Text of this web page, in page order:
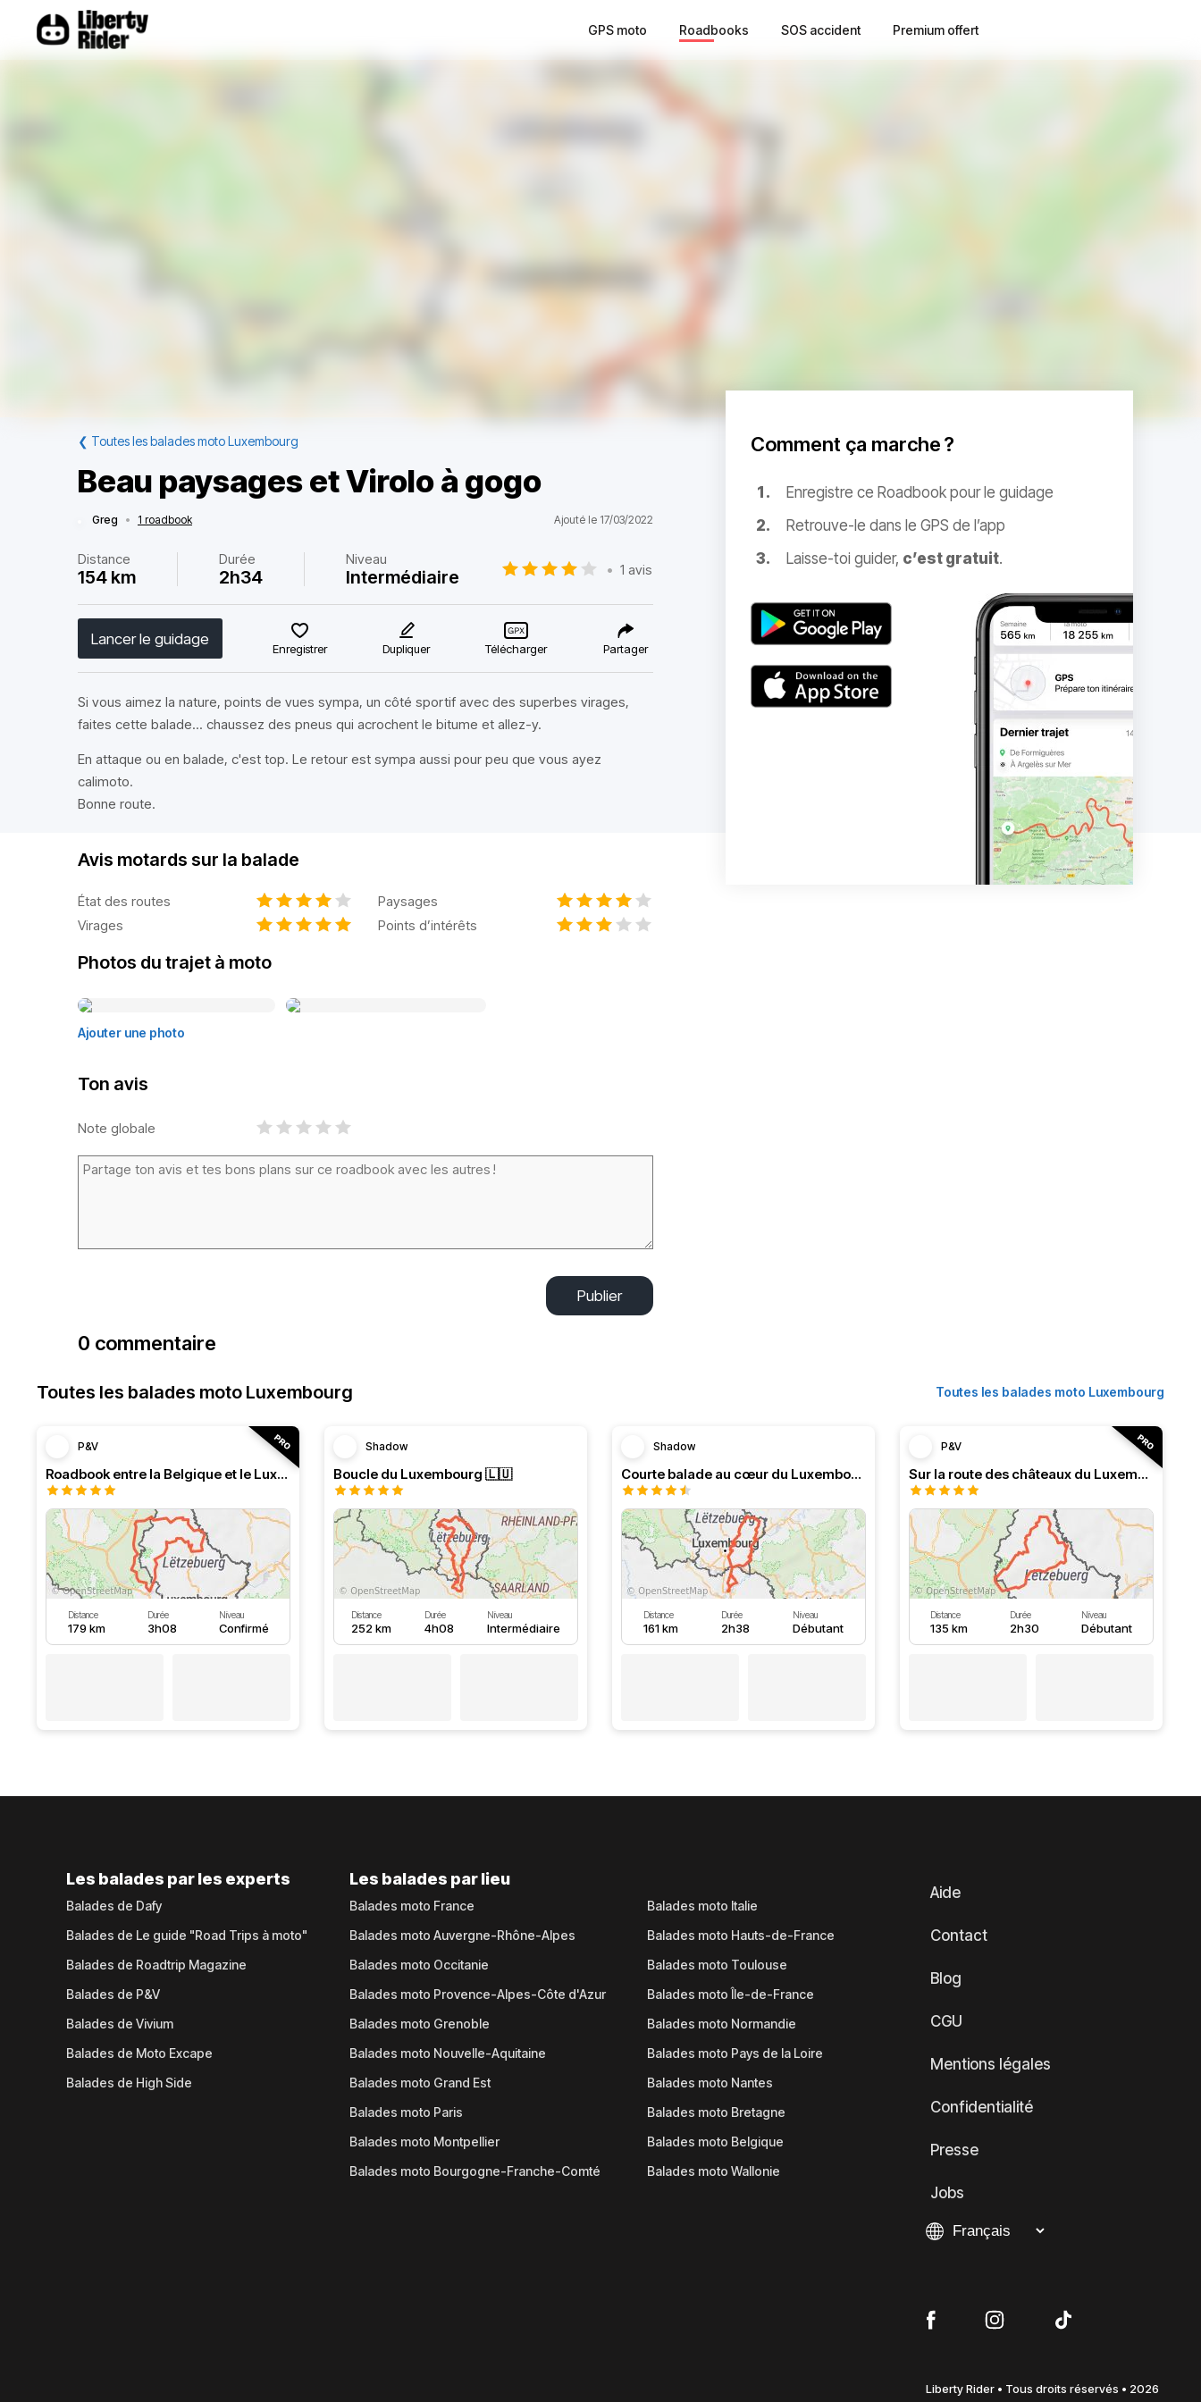
GPS moto Roadbooks SOS accident Premium offert
❮ Toutes les balades moto Luxembourg
Beau paysages et Virolo à gogo
Greg • 1 roadbook Ajouté le 17/03/2022
Distance
154 km
Durée
2h34
Niveau
Intermédiaire • 1 avis
Lancer le guidage
Enregistrer Dupliquer Télécharger Partager
Si vous aimez la nature, points de vues sympa, un côté sportif avec des superbes virages,
faites cette balade... chaussez des pneus qui acrochent le bitume et allez-y.
En attaque ou en balade, c'est top. Le retour est sympa aussi pour peu que vous ayez
calimoto.
Bonne route.
Comment ça marche ?
Enregistre ce Roadbook pour le guidage
Retrouve-le dans le GPS de l’app
Laisse-toi guider, c’est gratuit.
Avis motards sur la balade
État des routes
Paysages
Virages
Points d’intérêts
Photos du trajet à moto
Ajouter une photo
Ton avis
Note globale
Publier
0 commentaire
Toutes les balades moto Luxembourg Toutes les balades moto Luxembourg
P&V
Roadbook entre la Belgique et le Luxembourg
Distance
179 km
Durée
3h08
Niveau
Confirmé
Shadow
Boucle du Luxembourg 🇱🇺
Distance
252 km
Durée
4h08
Niveau
Intermédiaire
Shadow
Courte balade au cœur du Luxembourg 💙🇱🇺
Distance
161 km
Durée
2h38
Niveau
Débutant
P&V
Sur la route des châteaux du Luxembourg
Distance
135 km
Durée
2h30
Niveau
Débutant
Les balades par les experts
Balades de Dafy
Balades de Le guide "Road Trips à moto"
Balades de Roadtrip Magazine
Balades de P&V
Balades de Vivium
Balades de Moto Excape
Balades de High Side
Les balades par lieu
Balades moto France
Balades moto Auvergne-Rhône-Alpes
Balades moto Occitanie
Balades moto Provence-Alpes-Côte d'Azur
Balades moto Grenoble
Balades moto Nouvelle-Aquitaine
Balades moto Grand Est
Balades moto Paris
Balades moto Montpellier
Balades moto Bourgogne-Franche-Comté
Balades moto Italie
Balades moto Hauts-de-France
Balades moto Toulouse
Balades moto Île-de-France
Balades moto Normandie
Balades moto Pays de la Loire
Balades moto Nantes
Balades moto Bretagne
Balades moto Belgique
Balades moto Wallonie
Aide
Contact
Blog
CGU
Mentions légales
Confidentialité
Presse
Jobs
Liberty Rider • Tous droits réservés • 2026